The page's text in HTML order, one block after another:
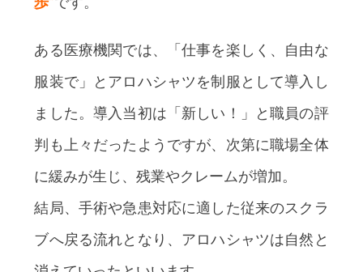
ある医療機関では、「仕事を楽しく、自由な
服装で」とアロハシャツを制服として導入し
ました。導入当初は「新しい！」と職員の評
判も上々だったようですが、次第に職場全体
に緩みが生じ、残業やクレームが増加。
結局、手術や急患対応に適した従来のスクラ
ブへ戻る流れとなり、アロハシャツは自然と